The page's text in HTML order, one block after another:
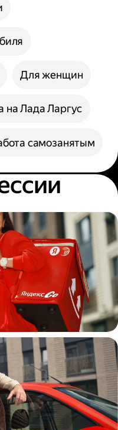
Для женщин
на Лада Ларгус
самозанятым